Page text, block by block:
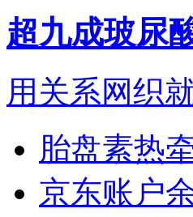
超九成玻尿
用关系网织
胎盘素热
京东账户